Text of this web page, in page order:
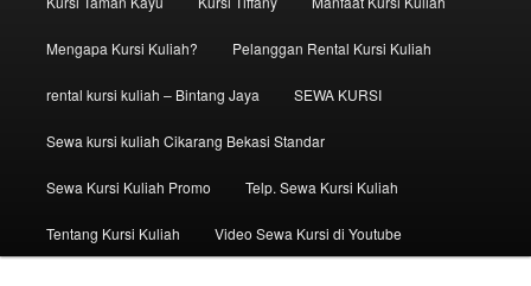
Mengapa Kursi Kuliah? Pelanggan Rental Kursi Kuliah
rental kursi kuliah – Bintang Jaya SEWA KURSI
Sewa kursi kuliah Cikarang Bekasi Standar
Sewa Kursi Kuliah Promo Telp. Sewa Kursi Kuliah
Tentang Kursi Kuliah Video Sewa Kursi di Youtube